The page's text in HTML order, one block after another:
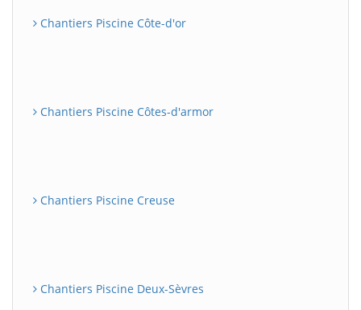
Chantiers Piscine Côte-d'or
Chantiers Piscine Côtes-d'armor
Chantiers Piscine Creuse
Chantiers Piscine Deux-Sèvres